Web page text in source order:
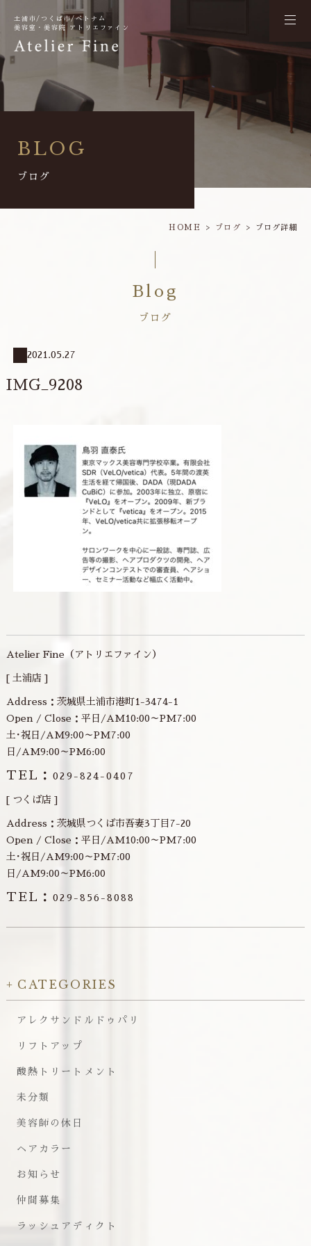
土浦市/つくば市/ベトナム
美容室・美容院 アトリエファイン
BLOG
ブログ
HOME ブログ ブログ詳細
Blog
ブログ
2021.05.27
IMG_9208
Atelier Fine（アトリエファイン）
[ 土浦店 ]
Address：茨城県土浦市港町1-3474-1
Open / Close：平日/AM10:00～PM7:00
土･祝日/AM9:00～PM7:00
日/AM9:00～PM6:00
TEL：029-824-0407
[ つくば店 ]
Address：茨城県つくば市吾妻3丁目7-20
Open / Close：平日/AM10:00～PM7:00
土･祝日/AM9:00～PM7:00
日/AM9:00～PM6:00
TEL：029-856-8088
CATEGORIES
アレクサンドルドゥパリ
リフトアップ
酸熱トリートメント
未分類
美容師の休日
ヘアカラー
お知らせ
仲間募集
ラッシュアディクト